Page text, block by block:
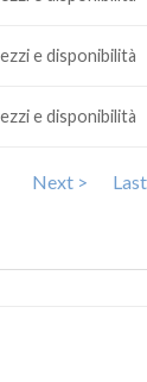
e disponibilità
e disponibilità
Next >